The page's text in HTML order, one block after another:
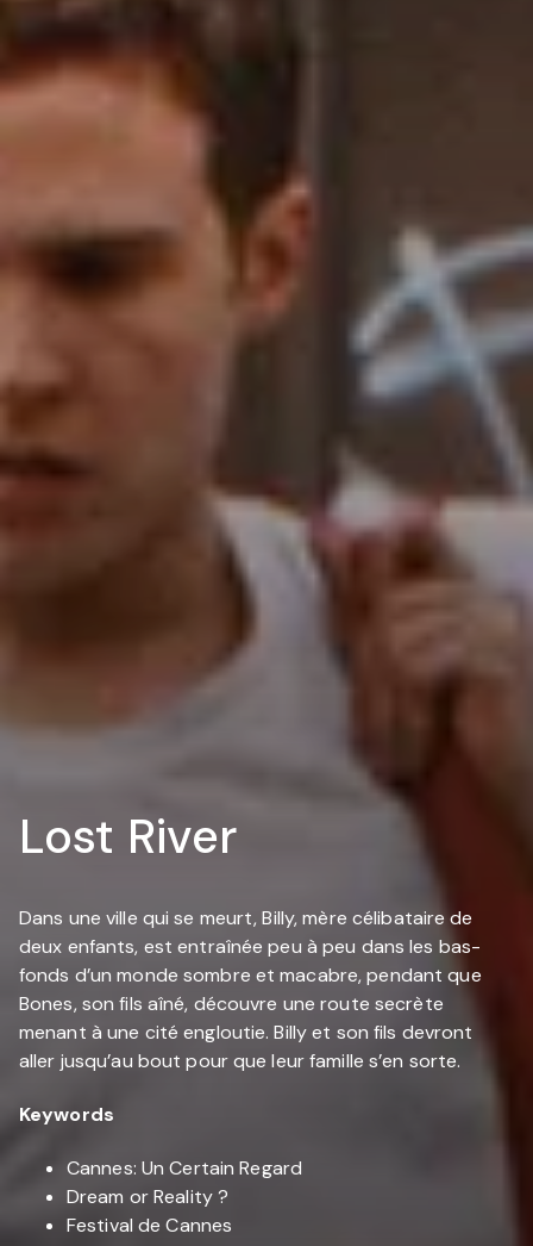
Lost River
Dans une ville qui se meurt, Billy, mère célibataire de
deux enfants, est entraînée peu à peu dans les bas-
fonds d’un monde sombre et macabre, pendant que
Bones, son fils aîné, découvre une route secrète
menant à une cité engloutie. Billy et son fils devront
aller jusqu’au bout pour que leur famille s’en sorte.
Keywords
Cannes: Un Certain Regard
Dream or Reality ?
Festival de Cannes